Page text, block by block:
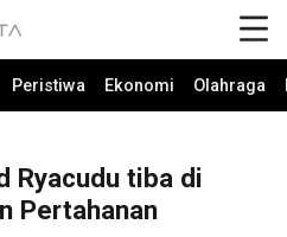
Peristiwa Ekonomi Olahraga
Ryacudu tiba di
Pertahanan